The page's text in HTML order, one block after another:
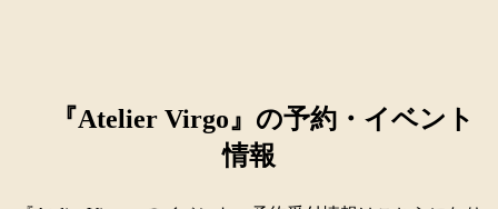
『Atelier Virgo』の予約・イベント
情報